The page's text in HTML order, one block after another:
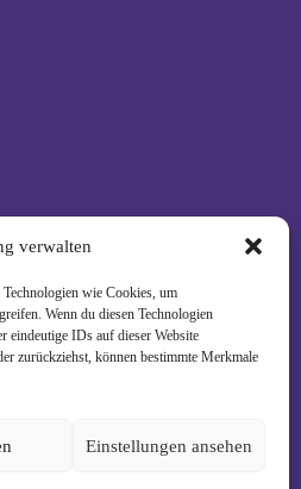
verwalten
wie Cookies, um
Wenn du diesen Technologien
eindeutige IDs auf dieser Website
zurückziehst, können bestimmte Merkmale
Einstellungen ansehen